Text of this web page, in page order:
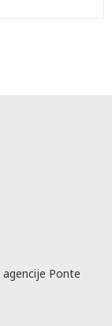
agencije Ponte